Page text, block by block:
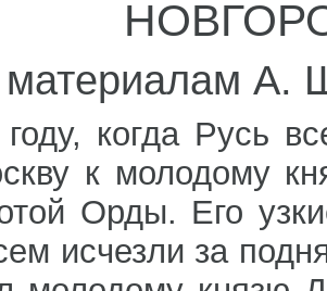
А.
когда Русь
к молодому
Орды. Его
исчезли за